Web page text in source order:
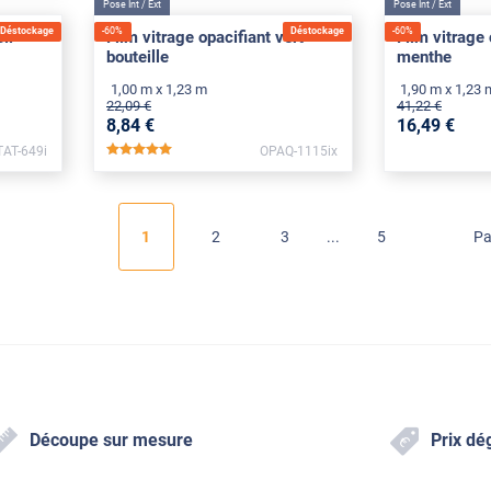
Déstockage
649i
Déstockage
-60%
Pose Int / Ext
Film vitrage opacifiant vert
bouteille
1,00 m x 1,23 m
22,09 €
8,84 €
OPAQ-1115ix
-60%
Pose Int / Ext
Film vitrage
menthe
1,90 m x 1,23
41,22 €
16,49 €
1 2 3 5
Découpe sur mesure Prix